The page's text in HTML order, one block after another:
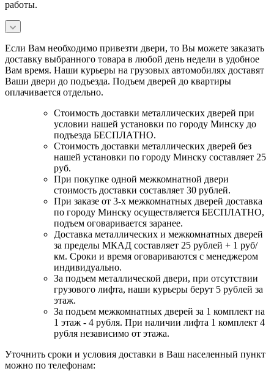
работы.
Если Вам необходимо привезти двери, то Вы можете заказать
доставку выбранного товара в любой день недели в удобное
Вам время. Наши курьеры на грузовых автомобилях доставят
Ваши двери до подъезда. Подъем дверей до квартиры
оплачивается отдельно.
Стоимость доставки металлических дверей при
условии нашей установки по городу Минску до
подъезда БЕСПЛАТНО.
Стоимость доставки металлических дверей без
нашей установки по городу Минску составляет 25
руб.
При покупке одной межкомнатной двери
стоимость доставки составляет 30 рублей.
При заказе от 3-х межкомнатных дверей доставка
по городу Минску осуществляется БЕСПЛАТНО,
подъем оговаривается заранее.
Доставка металлических и межкомнатных дверей
за пределы МКАД составляет 25 рублей + 1 руб/
км. Сроки и время оговариваются с менеджером
индивидуально.
За подъем металлической двери, при отсутствии
грузового лифта, наши курьеры берут 5 рублей за
этаж.
За подъем межкомнатных дверей за 1 комплект на
1 этаж - 4 рубля. При наличии лифта 1 комплект 4
рубля независимо от этажа.
Уточнить сроки и условия доставки в Ваш населенный пункт
можно по телефонам: